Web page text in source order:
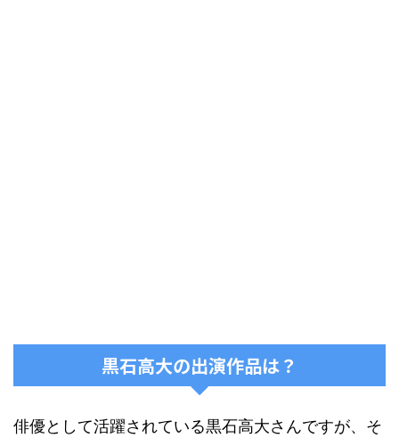
黒石高大の出演作品は？
俳優として活躍されている黒石高大さんですが、そ